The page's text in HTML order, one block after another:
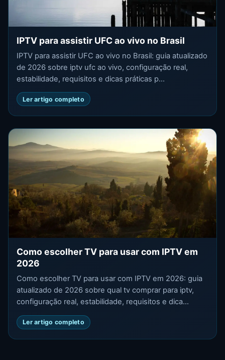
IPTV para assistir UFC ao vivo no Brasil
IPTV para assistir UFC ao vivo no Brasil: guia atualizado
de 2026 sobre iptv ufc ao vivo, configuração real,
estabilidade, requisitos e dicas práticas p...
Ler artigo completo
Como escolher TV para usar com IPTV em
2026
Como escolher TV para usar com IPTV em 2026: guia
atualizado de 2026 sobre qual tv comprar para iptv,
configuração real, estabilidade, requisitos e dica...
Ler artigo completo